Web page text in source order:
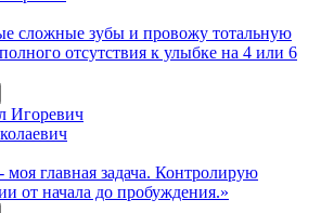
сложные зубы и провожу тотальную
отсутствия к улыбке на 4 или 6
моя главная задача. Контролирую
от начала до пробуждения.»